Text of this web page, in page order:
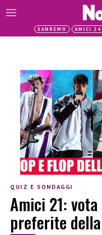
SANREMO AMICI 24
QUIZ E SONDAGGI
Amici 21:
preferite